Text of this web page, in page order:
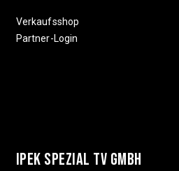
Verkaufsshop
Partner-Login
IPEK SPEZIAL TV GMBH